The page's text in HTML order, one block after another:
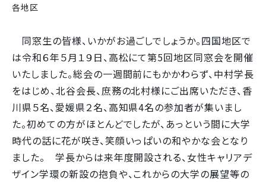
各地区
同窓生の皆様、いかがお過ごしでしょうか。四国地区で
は令和６年５月１９日、高松にて第5回地区同窓会を開催
いたしました。総会の一週間前にもかかわらず、中村学長
をはじめ、北谷会長、庶務の北村様にご出席いただき、香
川県５名、愛媛県２名、高知県4名の参加者が集いまし
た。初めての方がほとんどでしたが、あっという間に大学
時代の話に花が咲き、笑顔いっぱいの和やかな会となり
ました。 学長からは来年度開設される、女性キャリアデ
ザイン学環の新設の抱負や、これからの大学の展望等の